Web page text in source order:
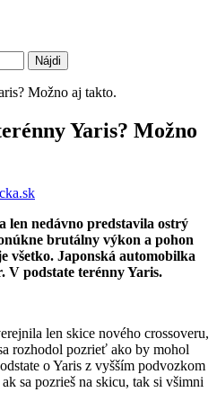
Yaris? Možno
len nedávno predstavila ostrý
brutálny výkon a pohon
všetko. Japonská automobilka
V podstate terénny Yaris.
len skice nového crossoveru,
rozhodol pozrieť ako by mohol
o Yaris z vyšším podvozkom
sa pozrieš na skicu, tak si všimni